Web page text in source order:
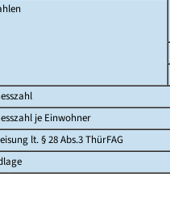
je Einwohner
lt. § 28 Abs.3 ThürFAG